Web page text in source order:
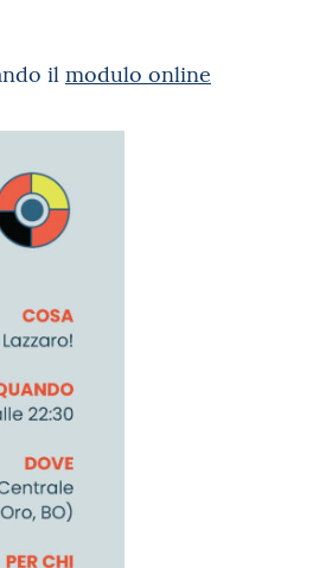
il modulo online